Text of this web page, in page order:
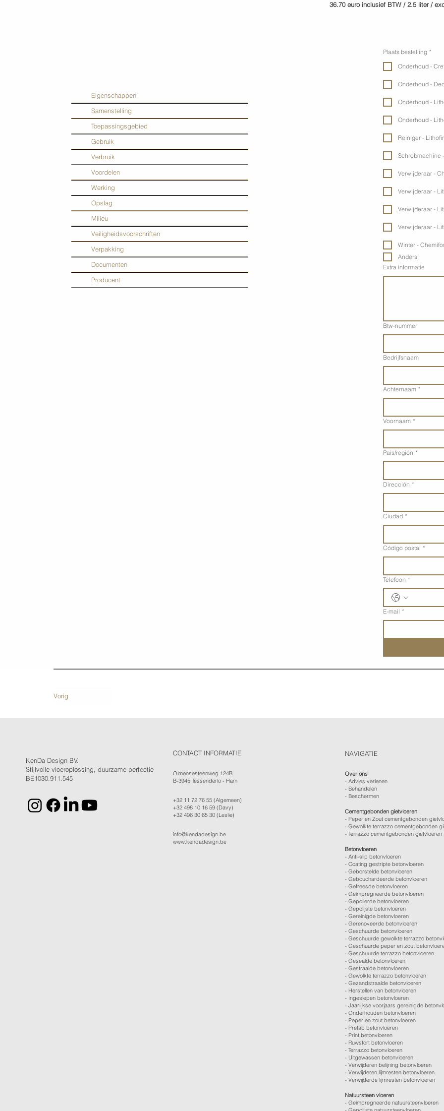
36.70 euro inclusief BTW / 2.5 liter /
Eigenschappen
Samenstelling
Toepassingsgebied
Gebruik
Verbruik
Voordelen
Werking
Opslag
Milieu
Veiligheidsvoorschriften
Verpakking
Documenten
Producent
Plaats bestelling *
Onderhoud -
Onderhoud -
Onderhoud -
Onderhoud -
Reiniger -
Schrobmachine
Verwijderaar -
Verwijderaar -
Verwijderaar -
Verwijderaar -
Winter -
Anders
Extra informatie
Btw-nummer
Bedrijfsnaam
Achternaam *
Voornaam *
Adres met meerdere regels
País/región *
Dirección *
Ciudad *
Código postal *
Telefoon *
E-mail *
Vorig
KenDa Design BV.
Stijlvolle vloeroplossing, duurzame perfectie
BE1030.911.545
CONTACT INFORMATIE
Olmensesteenweg 124B
B-3945 Tessenderlo - Ham
+32 11 72 76 55 (Algemeen)
+32 498 10 16 59 (Davy)
+32 496 30 65 30 (Leslie)
info@kendadesign.be
www.kendadesign.be
NAVIGATIE
Over ons
-Advies verlenen
- Behandelen
- Beschermen
Cementgebonden gietvloeren
- Peper en Zout cementgebonden
- Gewolkte terrazzo cementgebonden
- Terrazzo cementgebonden gietvloeren
Betonvloeren
-Anti-slip betonvloeren
-Coating gestripte betonvloeren
-Geborstelde betonvloeren
-Gebouchardeerde betonvloeren
-Gefreesde betonvloeren
-Geïmpregneerde betonvloeren
-Gepolierde betonvloeren
-Gepolijste betonvloeren
- Gereinigde betonvloeren
-Gerenoveerde betonvloeren
-Geschuurde betonvloeren
-Geschuurde gewolkte terrazzo
-Geschuurde peper en zout
-Geschuurde terrazzo betonvloeren
-Gesealde betonvloeren
-Gestraalde betonvloeren
-Gewolkte terrazzo betonvloeren
-Gezandstraalde betonvloeren
- Herstellen van betonvloeren
- Ingeslepen betonvloeren
-Jaarlijkse voorjaars gereinigde
-Onderhouden betonvloeren
-Peper en zout betonvloeren
-Prefab betonvloeren
- Print betonvloeren
- Ruwstort betonvloeren
-Terrazzo betonvloeren
- Uitgewassen betonvloeren
-Verwijderen belijning betonvloeren
-Verwijderen lijmresten betonvloeren
- Verwijderde lijmresten betonvloeren
Natuursteen vloeren
- Geïmpregneerde natuursteenvloeren